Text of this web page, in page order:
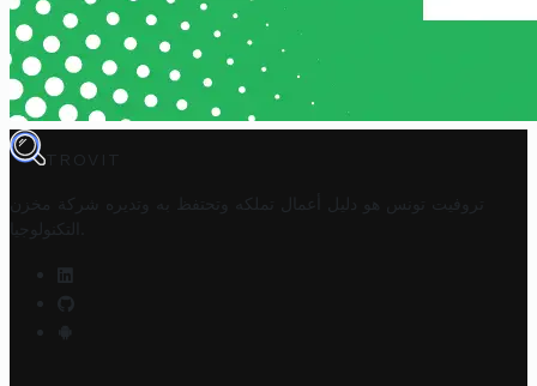
TROVIT
تروفيت تونس هو دليل أعمال تملكه وتحتفظ به وتديره
شركة مخزن
التكنولوجيا